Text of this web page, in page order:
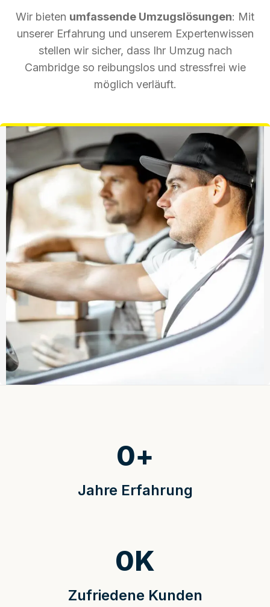
Wir bieten umfassende Umzugslösungen: Mit
unserer Erfahrung und unserem Expertenwissen
stellen wir sicher, dass Ihr Umzug nach
Cambridge so reibungslos und stressfrei wie
möglich verläuft.
Jahre Erfahrung
0+
Zufriedene Kunden
0K